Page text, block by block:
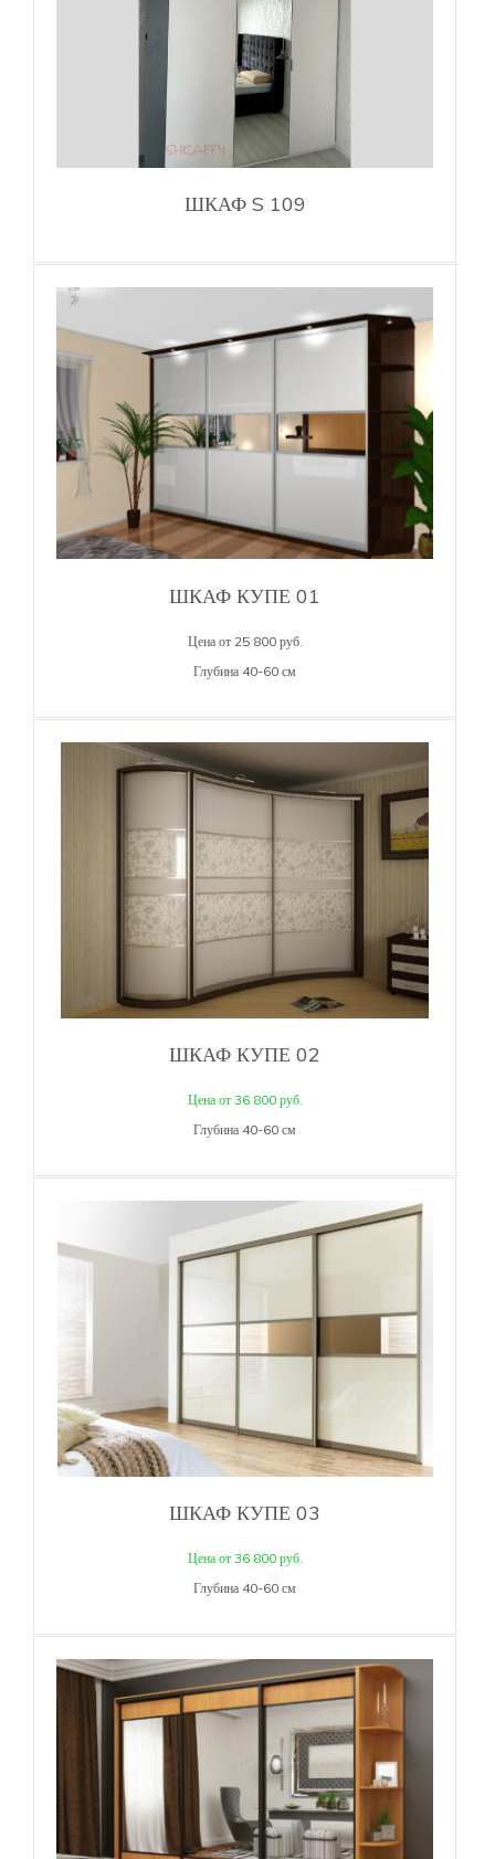
ШКАФ S 109
ШКАФ КУПЕ 01
Цена от 25 800 руб.
Глубина 40-60 см
ШКАФ КУПЕ 02
Цена от 36 800 руб.
Глубина 40-60 см
ШКАФ КУПЕ 03
Цена от 36 800 руб.
Глубина 40-60 см